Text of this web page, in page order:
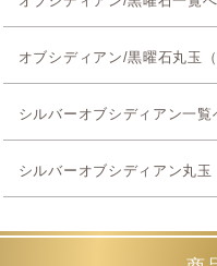
オブシディアン/黒曜石丸玉
シルバーオブシディアン一覧
シルバーオブシディアン丸